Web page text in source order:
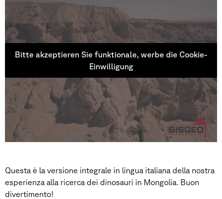
Bitte akzeptieren Sie funktionale, werbe die Cookie-
Einwilligung
Questa è la versione integrale in lingua italiana della nostra
esperienza alla ricerca dei dinosauri in Mongolia. Buon
divertimento!